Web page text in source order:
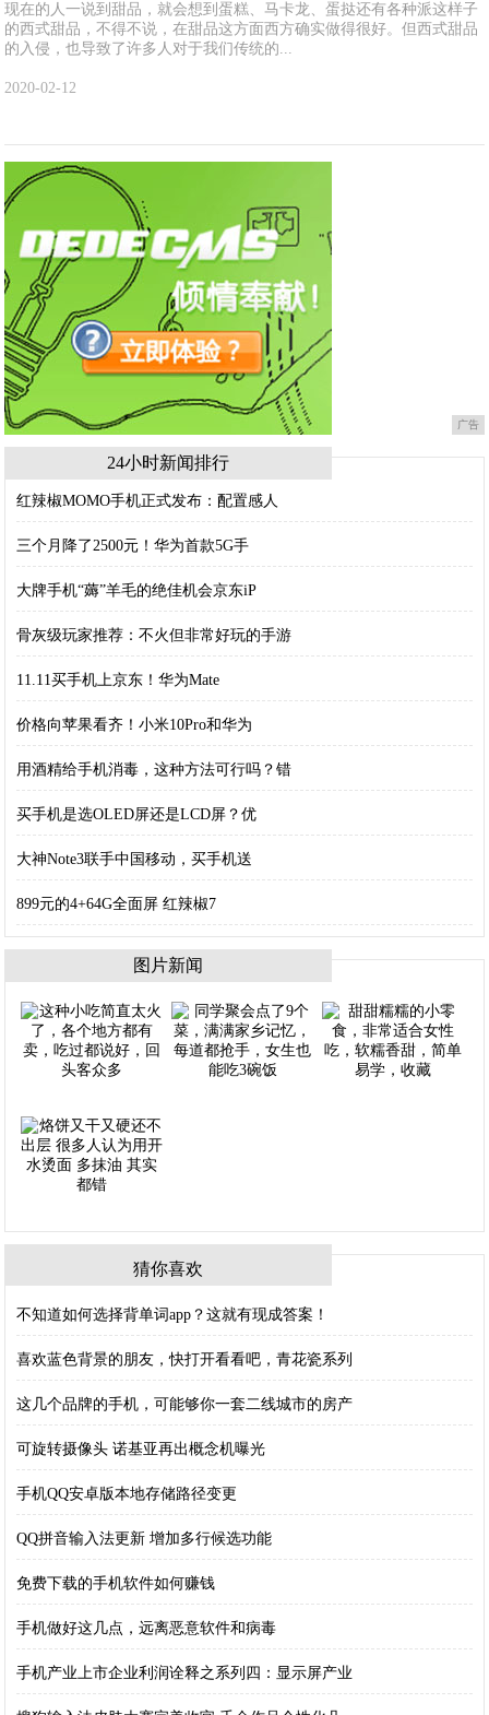
现在的人一说到甜品，就会想到蛋糕、马卡龙、蛋挞还有各种派这样子
的西式甜品，不得不说，在甜品这方面西方确实做得很好。但西式甜品
的入侵，也导致了许多人对于我们传统的...
2020-02-12
广告
24小时新闻排行
红辣椒MOMO手机正式发布：配置感人
三个月降了2500元！华为首款5G手
大牌手机“薅”羊毛的绝佳机会京东iP
骨灰级玩家推荐：不火但非常好玩的手游
11.11买手机上京东！华为Mate
价格向苹果看齐！小米10Pro和华为
用酒精给手机消毒，这种方法可行吗？错
买手机是选OLED屏还是LCD屏？优
大神Note3联手中国移动，买手机送
899元的4+64G全面屏 红辣椒7
图片新闻
猜你喜欢
不知道如何选择背单词app？这就有现成答案！
喜欢蓝色背景的朋友，快打开看看吧，青花瓷系列
这几个品牌的手机，可能够你一套二线城市的房产
可旋转摄像头 诺基亚再出概念机曝光
手机QQ安卓版本地存储路径变更
QQ拼音输入法更新 增加多行候选功能
免费下载的手机软件如何赚钱
手机做好这几点，远离恶意软件和病毒
手机产业上市企业利润诠释之系列四：显示屏产业